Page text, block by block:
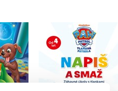
-
Tlapková patrola -
Napiš a smaž
Kolektiv